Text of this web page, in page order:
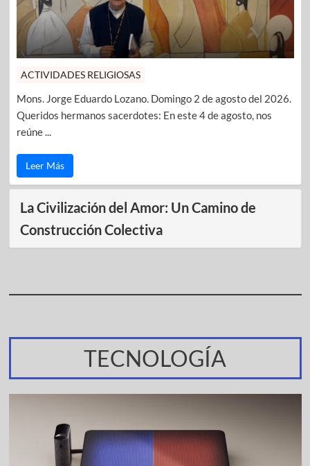
ACTIVIDADES RELIGIOSAS
Mons. Jorge Eduardo Lozano. Domingo 2 de agosto del 2026.
Queridos hermanos sacerdotes: En este 4 de agosto, nos
reúne ...
Leer Más
La Civilización del Amor: Un Camino de
Construcción Colectiva
TECNOLOGÍA